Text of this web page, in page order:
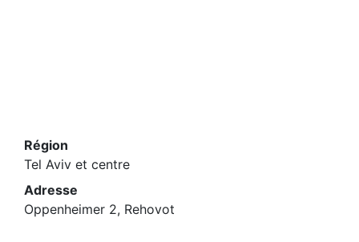
Région
Tel Aviv et centre
Adresse
Oppenheimer 2, Rehovot